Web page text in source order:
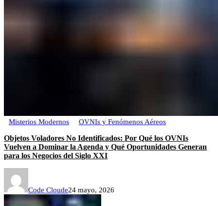
Misterios Modernos OVNIs y Fenómenos Aéreos
Objetos Voladores No Identificados: Por Qué los OVNIs
Vuelven a Dominar la Agenda y Qué Oportunidades Generan
para los Negocios del Siglo XXI
Code Cloude24 mayo, 2026